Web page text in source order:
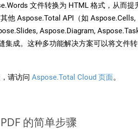
文件转换为 HTML 格式，从而提
他 Aspose.Total API（如 Aspose.Cells,
Aspose.Diagram,
集成。这种多功能解决方案可以将文件
请访问 Aspose.Total Cloud 页面。
的简单步骤